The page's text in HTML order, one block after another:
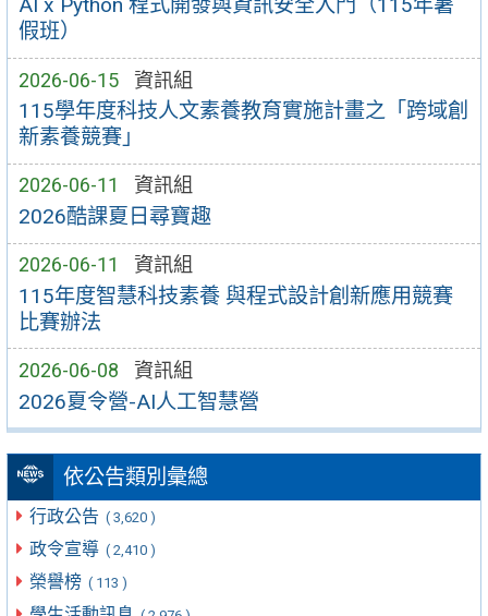
AI x Python 程式開發與資訊安全入門（115年暑
假班）
2026-06-15 資訊組
115學年度科技人文素養教育實施計畫之「跨域創
新素養競賽」
2026-06-11 資訊組
2026酷課夏日尋寶趣
2026-06-11 資訊組
115年度智慧科技素養 與程式設計創新應用競賽
比賽辦法
2026-06-08 資訊組
2026夏令營-AI人工智慧營
依公告類別彙總
行政公告 ( 3,620 )
政令宣導 ( 2,410 )
榮譽榜 ( 113 )